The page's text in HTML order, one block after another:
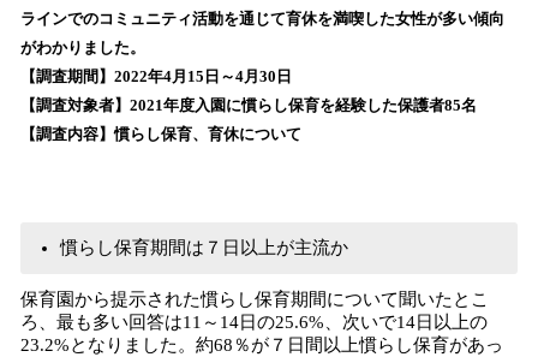
込
み
中
で
す
ラインでのコミュニティ活動を通じて育休を満喫した女性が多い傾向
がわかりました。
【調査期間】2022年4月15日～4月30日
【調査対象者】2021年度入園に慣らし保育を経験した保護者85名
【調査内容】慣らし保育、育休について
慣らし保育期間は７日以上が主流か
保育園から提示された慣らし保育期間について聞いたとこ
ろ、最も多い回答は11～14日の25.6%、次いで14日以上の
23.2%となりました。約68％が７日間以上慣らし保育があっ